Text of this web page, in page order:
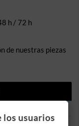
h / 72 h
de nuestras piezas
los usuarios